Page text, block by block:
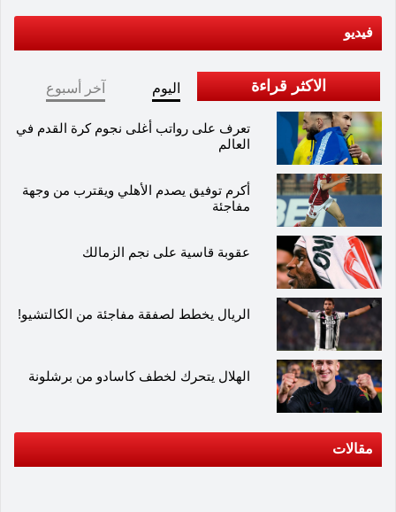
فيديو
الاكثر قراءة اليوم آخر أسبوع
تعرف على رواتب أغلى نجوم كرة القدم في
العالم
أكرم توفيق يصدم الأهلي ويقترب من وجهة
مفاجئة
عقوبة قاسية على نجم الزمالك
الريال يخطط لصفقة مفاجئة من الكالتشيو!
الهلال يتحرك لخطف كاسادو من برشلونة
مقالات